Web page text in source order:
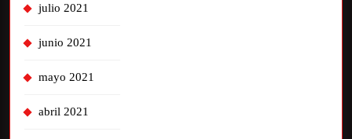
julio 2021
junio 2021
mayo 2021
abril 2021